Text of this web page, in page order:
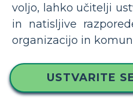
voljo, lahko učitelji
in natisljive
organizacijo in
USTVARITE